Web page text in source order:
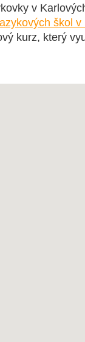
v
škol v
kurz, který